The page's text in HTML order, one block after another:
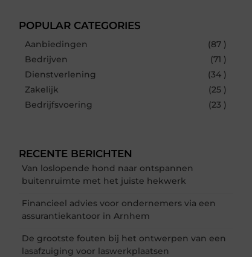
POPULAR CATEGORIES
Aanbiedingen
(87 )
Bedrijven
(71 )
Dienstverlening
(34 )
Zakelijk
(25 )
Bedrijfsvoering
(23 )
RECENTE BERICHTEN
Van loslopende hond naar ontspannen
buitenruimte met het juiste hekwerk
Financieel advies voor ondernemers via een
assurantiekantoor in Arnhem
De grootste fouten bij het ontwerpen van een
lasafzuiging voor laswerkplaatsen